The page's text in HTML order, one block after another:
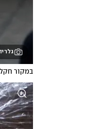
במקור